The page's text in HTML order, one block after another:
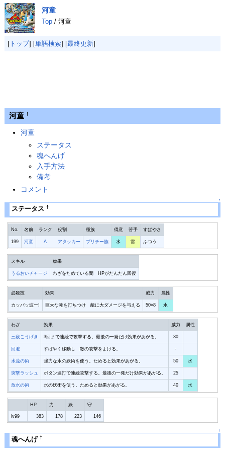
河童
Top/ 河童
[トップ] [単語検索] [最終更新]
河童 †
河童
ステータス
魂へんげ
入手方法
備考
コメント
↑
ステータス †
No. 名前 ランク 役割 種族 得意 苦手 すばやさ
199 河童 A アタッカー プリチー族 水 雷 ふつう
スキル 効果
うるおいチャージ わざをためている間 HPがだんだん回復
必殺技 効果 威力 属性
カッパッ波ー! 巨大な滝を打ちつけ 敵に大ダメージを与える 50×8 水
わざ 効果 威力 属性
三段こうげき 3回まで連続で攻撃する。最後の一発だけ効果があがる。 30
回避 すばやく移動し 敵の攻撃をよける。 -
水流の術 強力な水の妖術を使う。ためると効果があがる。 50 水
突撃ラッシュ ボタン連打で連続攻撃する。最後の一発だけ効果があがる。 25
放水の術 水の妖術を使う。ためると効果があがる。 40 水
HP 力 妖 守
lv99 383 178 223 146
↑
魂へんげ †